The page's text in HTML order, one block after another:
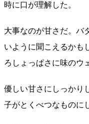
時に口が理解した。
大事なのが甘さだ。バ
いように聞こえるかも
ろしょっぱさに味のウ
優しい甘さにしっかり
子がとくべつなものに